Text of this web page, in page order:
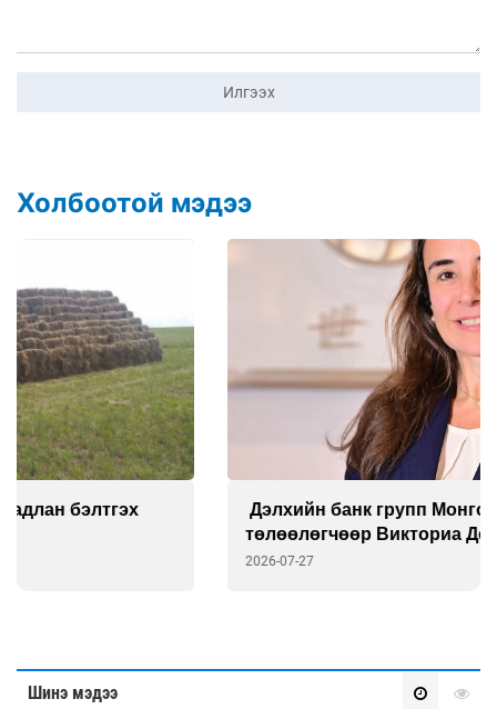
Илгээх
Холбоотой мэдээ
Дэлхийн банк групп Монгол дахь суурин
төлөөлөгчөөр Викториа Делмоныг томиллоо
Шинэ мэдээ